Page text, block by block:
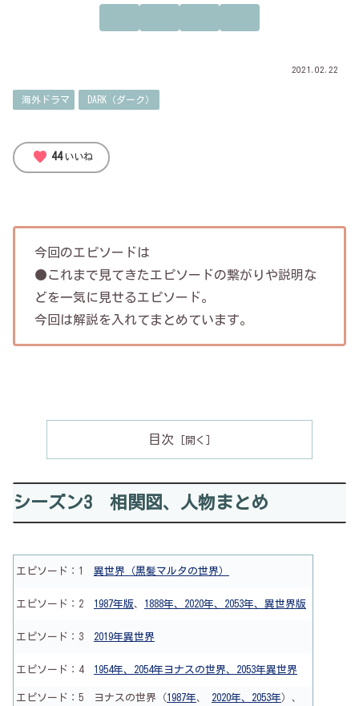
2021.02.22
海外ドラマ DARK（ダーク）
favorite 44 いいね
今回のエピソードは
●これまで見てきたエピソードの繋がりや説明な
どを一気に見せるエピソード。
今回は解説を入れてまとめています。
目次
シーズン3 相関図、人物まとめ
エピソード：1 異世界（黒髪マルタの世界）
エピソード：2 1987年版、 1888年、2020年、2053年、異世界版
エピソード：3 2019年異世界
エピソード：4 1954年、2054年ヨナスの世界、2053年異世界
エピソード：5 ヨナスの世界（1987年、 2020年、2053年）、